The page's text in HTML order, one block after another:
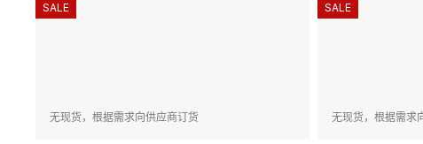
无现货，根据需求向供应商订货
SALE
无现货，根据需求
SALE